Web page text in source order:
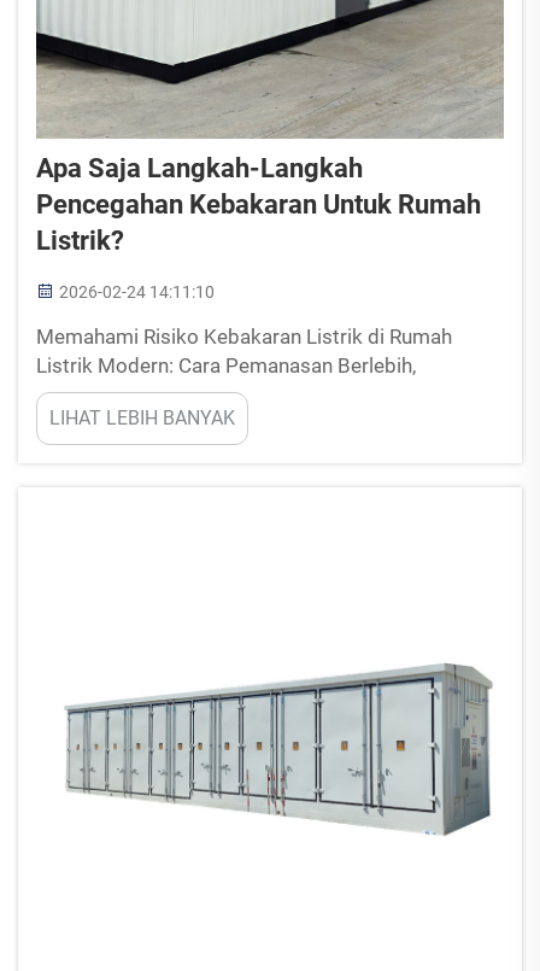
Apa Saja Langkah-Langkah
Pencegahan Kebakaran Untuk Rumah
Listrik?
2026-02-24 14:11:10
Memahami Risiko Kebakaran Listrik di Rumah
Listrik Modern: Cara Pemanasan Berlebih,
Loncatan Busur (Arcing), dan Kegagalan Insulasi
Memicu Kebakaran. Rumah dengan sistem
kelistrikan berisiko serius mengalami kebakaran
LIHAT LEBIH BANYAK